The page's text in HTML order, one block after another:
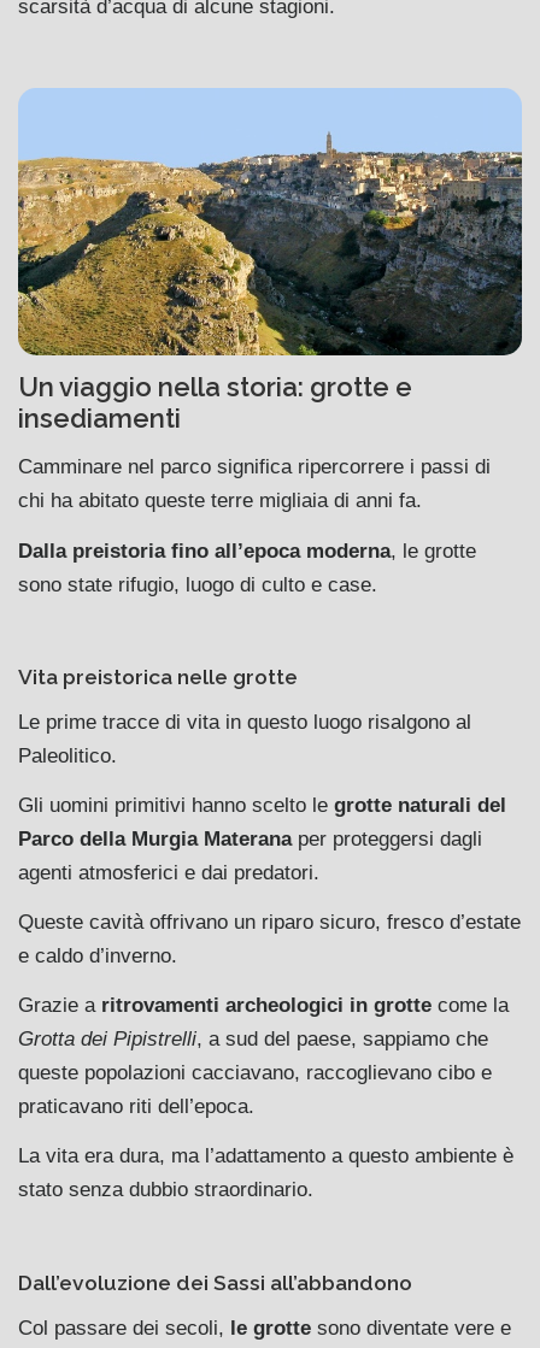
scarsità d’acqua di alcune stagioni.
Un viaggio nella storia: grotte e
insediamenti
Camminare nel parco significa ripercorrere i passi di
chi ha abitato queste terre migliaia di anni fa.
Dalla preistoria fino all’epoca moderna , le grotte
sono state rifugio, luogo di culto e case.
Vita preistorica nelle grotte
Le prime tracce di vita in questo luogo risalgono al
Paleolitico.
Gli uomini primitivi hanno scelto le grotte naturali del
Parco della Murgia Materanaper proteggersi dagli
agenti atmosferici e dai predatori.
Queste cavità offrivano un riparo sicuro, fresco d’estate
e caldo d’inverno.
Grazie a ritrovamenti archeologici in grotte come la
Grotta dei Pipistrelli, a sud del paese, sappiamo che
queste popolazioni cacciavano, raccoglievano cibo e
praticavano riti dell’epoca.
La vita era dura, ma l’adattamento a questo ambiente è
stato senza dubbio straordinario.
Dall’evoluzione dei Sassi all’abbandono
Col passare dei secoli, le grotte sono diventate vere e